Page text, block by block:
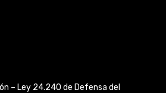
– Ley 24.240 de Defensa del